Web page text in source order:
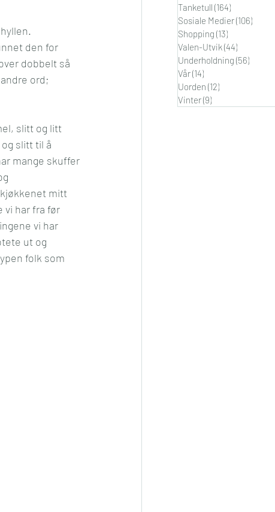
den for
dobbelt så
ord;
slitt og litt
slitt til å
mange skuffer
mitt
vi har fra før
vi har
ut og
folk som
Tanketull (164)
Sosiale Medier(106)
Shopping (13)
Valen-Utvik(44)
Underholdning (56)
Vår(14)
Uorden (12)
Vinter(9)